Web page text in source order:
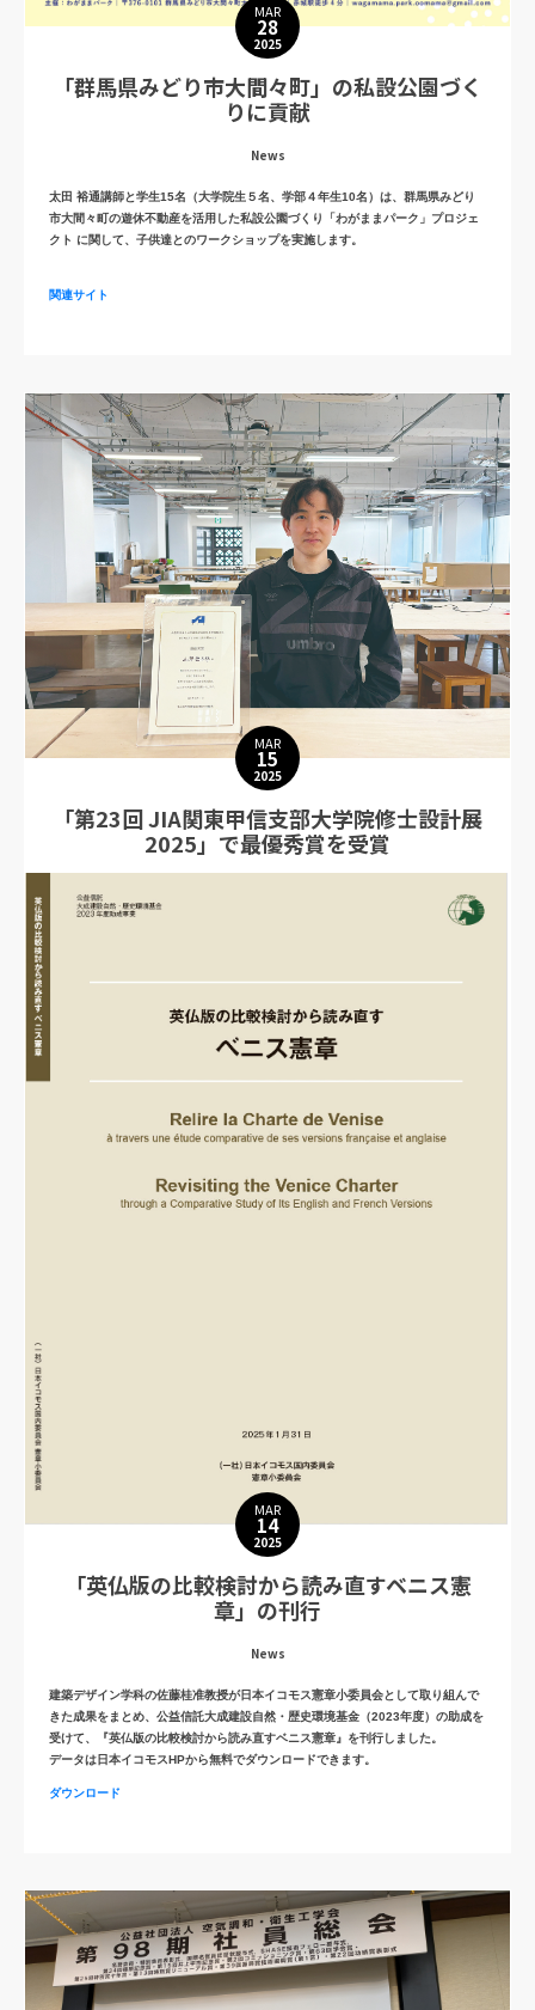
MAR
28
2025
「群馬県みどり市大間々町」の私設公園づく
りに貢献
News
太田 裕通講師と学生15名（大学院生５名、学部４年生10名）は、群馬県みどり
市大間々町の遊休不動産を活用した私設公園づくり「わがままパーク」プロジェ
クト に関して、子供達とのワークショップを実施します。
関連サイト
MAR
15
2025
「第23回 JIA関東甲信支部大学院修士設計展
2025」で最優秀賞を受賞
大学院工学研究科建築デザイン専攻修士課程の2024年度修了生 山岸 匠太郎くん
回JIA関東甲信越支部大学院修士設計展2025」において最優秀賞を受賞しまし
５月１日から支部のWEBサイトにて応募作品の全作品が掲載予定です。
MAR
14
2025
「英仏版の比較検討から読み直すベニス憲
章」の刊行
News
建築デザイン学科の佐藤桂准教授が日本イコモス憲章小委員会として取り組んで
きた成果をまとめ、公益信託大成建設自然・歴史環境基金（2023年度）の助成を
受けて、『英仏版の比較検討から読み直すベニス憲章』を刊行しました。
データは日本イコモスHPから無料でダウンロードできます。
ダウンロード